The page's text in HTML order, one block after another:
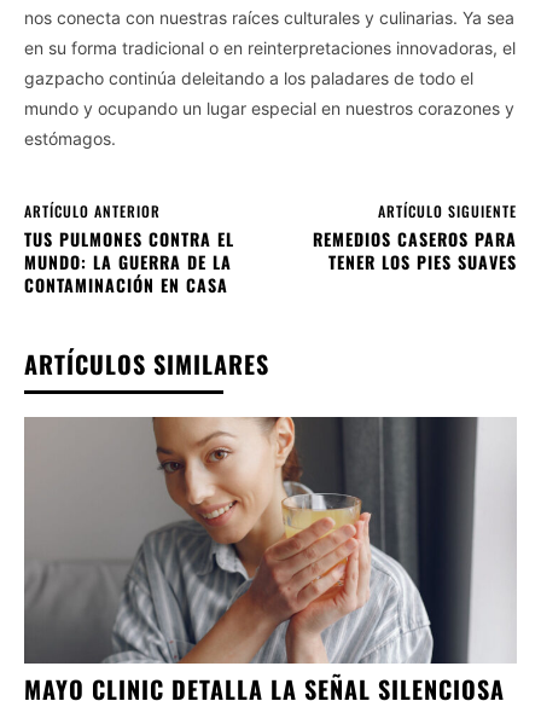
nos conecta con nuestras raíces culturales y culinarias. Ya sea
en su forma tradicional o en reinterpretaciones innovadoras, el
gazpacho continúa deleitando a los paladares de todo el
mundo y ocupando un lugar especial en nuestros corazones y
estómagos.
ARTÍCULO ANTERIOR
TUS PULMONES CONTRA EL
MUNDO: LA GUERRA DE LA
CONTAMINACIÓN EN CASA
ARTÍCULO SIGUIENTE
REMEDIOS CASEROS PARA
TENER LOS PIES SUAVES
ARTÍCULOS SIMILARES
MAYO CLINIC DETALLA LA SEÑAL SILENCIOSA